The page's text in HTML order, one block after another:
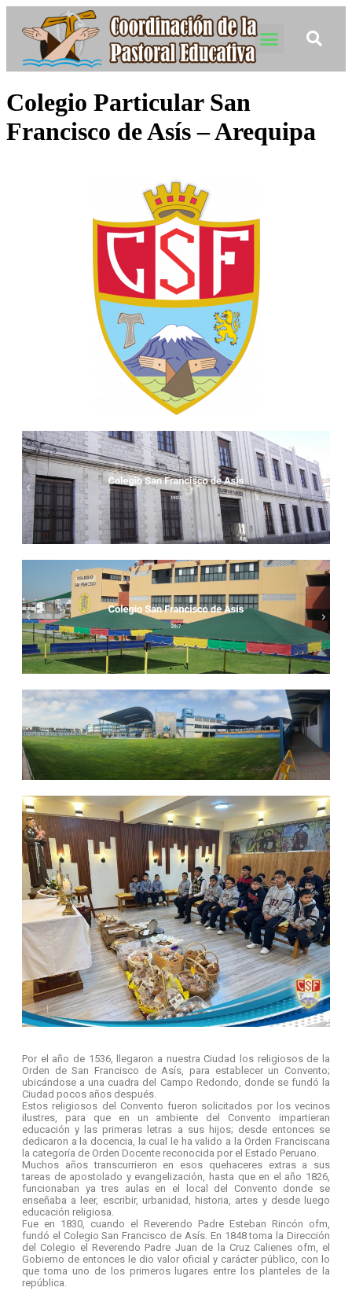
Colegio Particular San
Francisco de Asís – Arequipa
Por el año de 1536, llegaron a nuestra Ciudad los religiosos de la
Orden de San Francisco de Asís, para establecer un Convento;
ubicándose a una cuadra del Campo Redondo, donde se fundó la
Ciudad pocos años después.
Estos religiosos del Convento fueron solicitados por los vecinos
ilustres, para que en un ambiente del Convento impartieran
educación y las primeras letras a sus hijos; desde entonces se
dedicaron a la docencia, la cual le ha valido a la Orden Franciscana
la categoría de Orden Docente reconocida por el Estado Peruano.
Muchos años transcurrieron en esos quehaceres extras a sus
tareas de apostolado y evangelización, hasta que en el año 1826,
funcionaban ya tres aulas en el local del Convento donde se
enseñaba a leer, escribir, urbanidad, historia, artes y desde luego
educación religiosa.
Fue en 1830, cuando el Reverendo Padre Esteban Rincón ofm,
fundó el Colegio San Francisco de Asís. En 1848 toma la Dirección
del Colegio el Reverendo Padre Juan de la Cruz Calienes ofm, el
Gobierno de entonces le dio valor oficial y carácter público, con lo
que toma uno de los primeros lugares entre los planteles de la
república.